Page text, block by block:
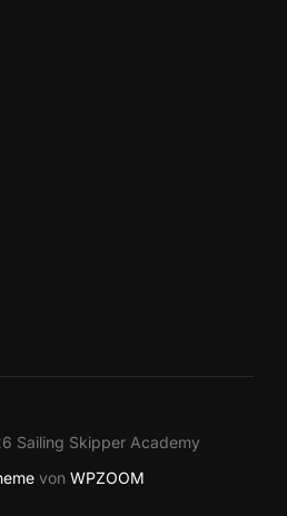
Sailing Skipper Academy
von WPZOOM